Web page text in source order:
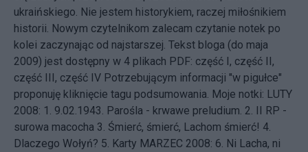
ukraińskiego. Nie jestem historykiem, raczej miłośnikiem
historii. Nowym czytelnikom zalecam czytanie notek po
kolei zaczynając od najstarszej. Tekst bloga (do maja
2009) jest dostępny w 4 plikach PDF: część I, część II,
część III, część IV Potrzebującym informacji "w pigułce"
proponuję kliknięcie tagu podsumowania . Moje notki: LUTY
2008: 1. 9.02.1943. Parośla - krwawe preludium. 2. II RP -
surowa macocha 3. Śmierć, śmierć, Lachom śmierć! 4.
Dlaczego Wołyń? 5. Karty MARZEC 2008: 6. Ni Lacha, ni